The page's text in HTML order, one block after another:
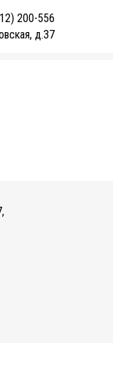
200-556
д.37